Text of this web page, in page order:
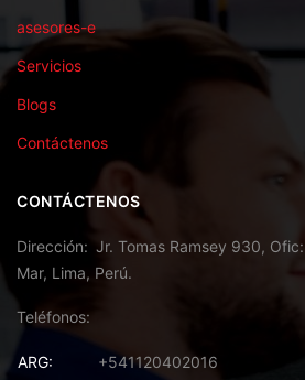
asesores-e
Servicios
Blogs
Contáctenos
CONTÁCTENOS
Dirección
Jr. Tomas Ramsey 930,
Mar, Lima, Perú.
Teléfonos
ARG:
+541120402016